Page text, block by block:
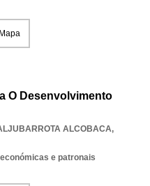
O Desenvolvimento
ALCOBACA,
e patronais